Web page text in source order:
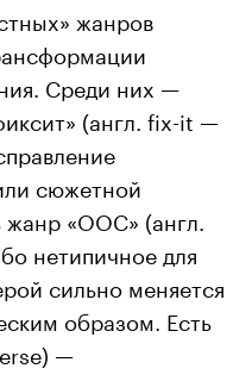
жанров
Среди них —
(англ. fix-it —
сюжетной
«OOC» (англ.
нетипичное для
сильно меняется
образом. Есть
—